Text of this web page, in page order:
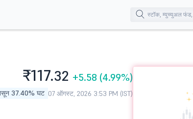
₹117.32 +5.58 (4.99%)
37.40% घट 07 ऑगस्ट, 2026 3:53 PM (IST)